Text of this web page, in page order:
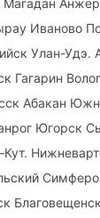
Иваново
Улан-Удэ.
Гагарин
Абакан
Югорск